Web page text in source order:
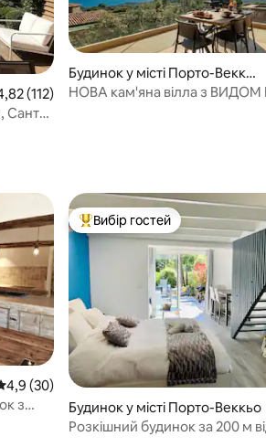
оцінка: 4,82 з 5, відгуки: 112
(112)
Санта-
Будинок у місті Порто-Веккь
о
НОВА кам'яна вілла з
оцінка: 4,9 з 5, відгуки: 30
4,9 (30)
з
Топ вибір гостей
Вибір гостей
Будинок у місті Порто-Веккьо
Розкішний будинок за 200 м